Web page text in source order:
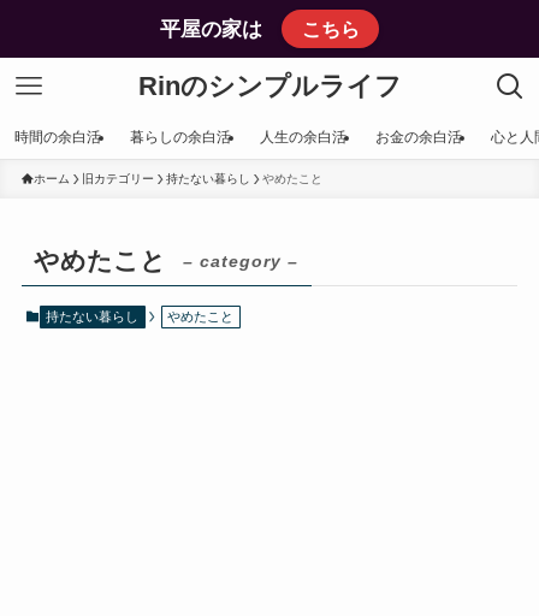
平屋の家は こちら
Rinのシンプルライフ
時間の余白活 暮らしの余白活 人生の余白活 お金の余白活 心と人
ホーム 旧カテゴリー 持たない暮らし やめたこと
やめたこと – category –
持たない暮らし やめたこと